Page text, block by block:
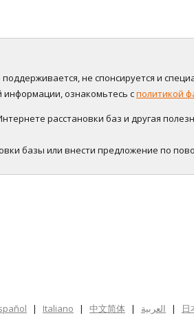
не спонсируется и
информации, ознакомьтесь сполитикой
расстановки баз и другая
базы или внести предложение по
| Italiano | 中文简体 | العربية | 日